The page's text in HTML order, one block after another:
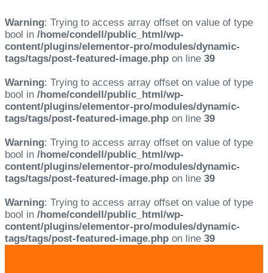
Warning: Trying to access array offset on value of type
bool in /home/condell/public_html/wp-
content/plugins/elementor-pro/modules/dynamic-
tags/tags/post-featured-image.php on line 39
Warning: Trying to access array offset on value of type
bool in /home/condell/public_html/wp-
content/plugins/elementor-pro/modules/dynamic-
tags/tags/post-featured-image.php on line 39
Warning: Trying to access array offset on value of type
bool in /home/condell/public_html/wp-
content/plugins/elementor-pro/modules/dynamic-
tags/tags/post-featured-image.php on line 39
Warning: Trying to access array offset on value of type
bool in /home/condell/public_html/wp-
content/plugins/elementor-pro/modules/dynamic-
tags/tags/post-featured-image.php on line 39